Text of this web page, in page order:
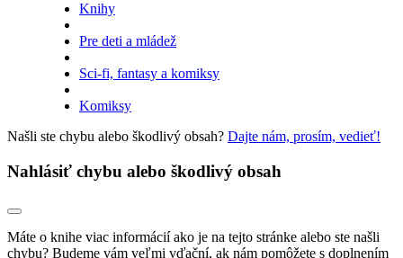
Knihy
Pre deti a mládež
Sci-fi, fantasy a komiksy
Komiksy
Našli ste chybu alebo škodlivý obsah? Dajte nám, prosím, vedieť!
Nahlásiť chybu alebo škodlivý obsah
Máte o knihe viac informácií ako je na tejto stránke alebo ste našli
chybu? Budeme vám veľmi vďační, ak nám pomôžete s doplnením